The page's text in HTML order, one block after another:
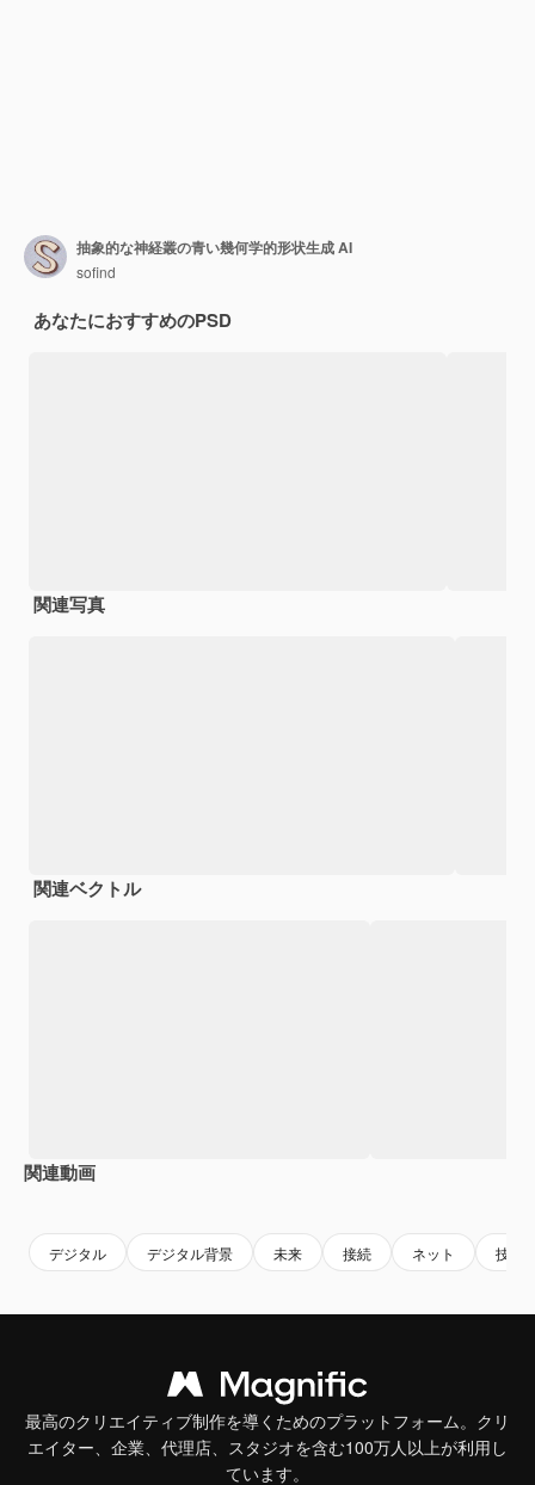
抽象的な神経叢の青い幾何学的形状生成 AI
sofind
あなたにおすすめのPSD
関連写真
関連ベクトル
関連動画
デジタル デジタル背景 未来 接続 ネット 技術
最高のクリエイティブ制作を導くためのプラットフォーム。クリ
エイター、企業、代理店、スタジオを含む100万人以上が利用し
ています。